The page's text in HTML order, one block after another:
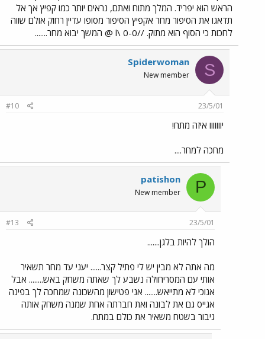
הראש הוא יפריד. המלך מתוח ואתם, נראים יותר כמו קפיץ אך אל
תדאגו את הסיפור מחר אקפיץ הסיפור מסופו עדיין רחוק אולם שווה
לחכות כי הסוף הוא מתוק. //l\ 0-0 @ המשך יבוא מחר.......
S
Spiderwoman
New member
23/5/01
#10
יווווווו איזה מתח!
מחכה למחר....
P
patishon
New member
23/5/01
#13
הולך להיות בלגן.......
מה אתה לא מבין יש לי פתיל קצר...... יעני עד מחר תשאיר
אותי עם המסריחולה נשבע לך שאתה משחק באש........ אבל
אנוכי לא מתייאש....... אני פטישון מהשכונה שמחכה לך בפינה
אגייס גם את לבונה ואת חברתה אחת שמנה משחק אותה
גיבור בשטח משאיר את כולם במתח.